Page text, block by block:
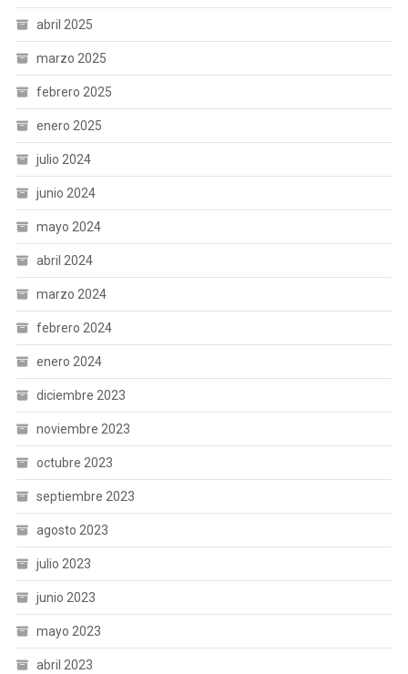
abril 2025
marzo 2025
febrero 2025
enero 2025
julio 2024
junio 2024
mayo 2024
abril 2024
marzo 2024
febrero 2024
enero 2024
diciembre 2023
noviembre 2023
octubre 2023
septiembre 2023
agosto 2023
julio 2023
junio 2023
mayo 2023
abril 2023